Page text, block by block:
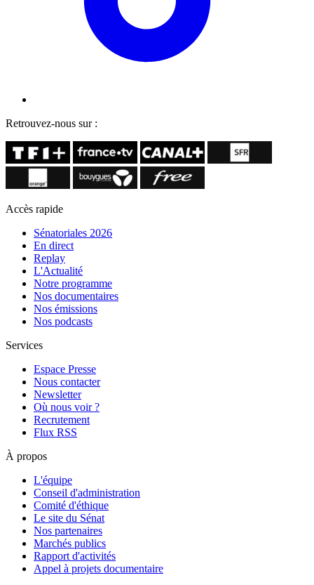
Retrouvez-nous sur :
Accès rapide
Sénatoriales 2026
En direct
Replay
L'Actualité
Notre programme
Nos documentaires
Nos émissions
Nos podcasts
Services
Espace Presse
Nous contacter
Newsletter
Où nous voir ?
Recrutement
Flux RSS
À propos
L'équipe
Conseil d'administration
Comité d'éthique
Le site du Sénat
Nos partenaires
Marchés publics
Rapport d'activités
Appel à projets documentaire